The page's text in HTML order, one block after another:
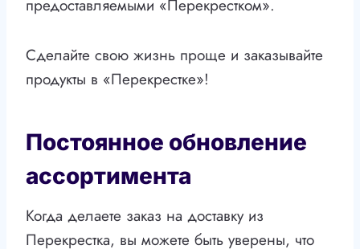
предоставляемыми «Перекрестком».
Сделайте свою жизнь проще и заказывайте
продукты в «Перекрестке»!
Постоянное обновление
ассортимента
Когда делаете заказ на доставку из
Перекрестка, вы можете быть уверены, что